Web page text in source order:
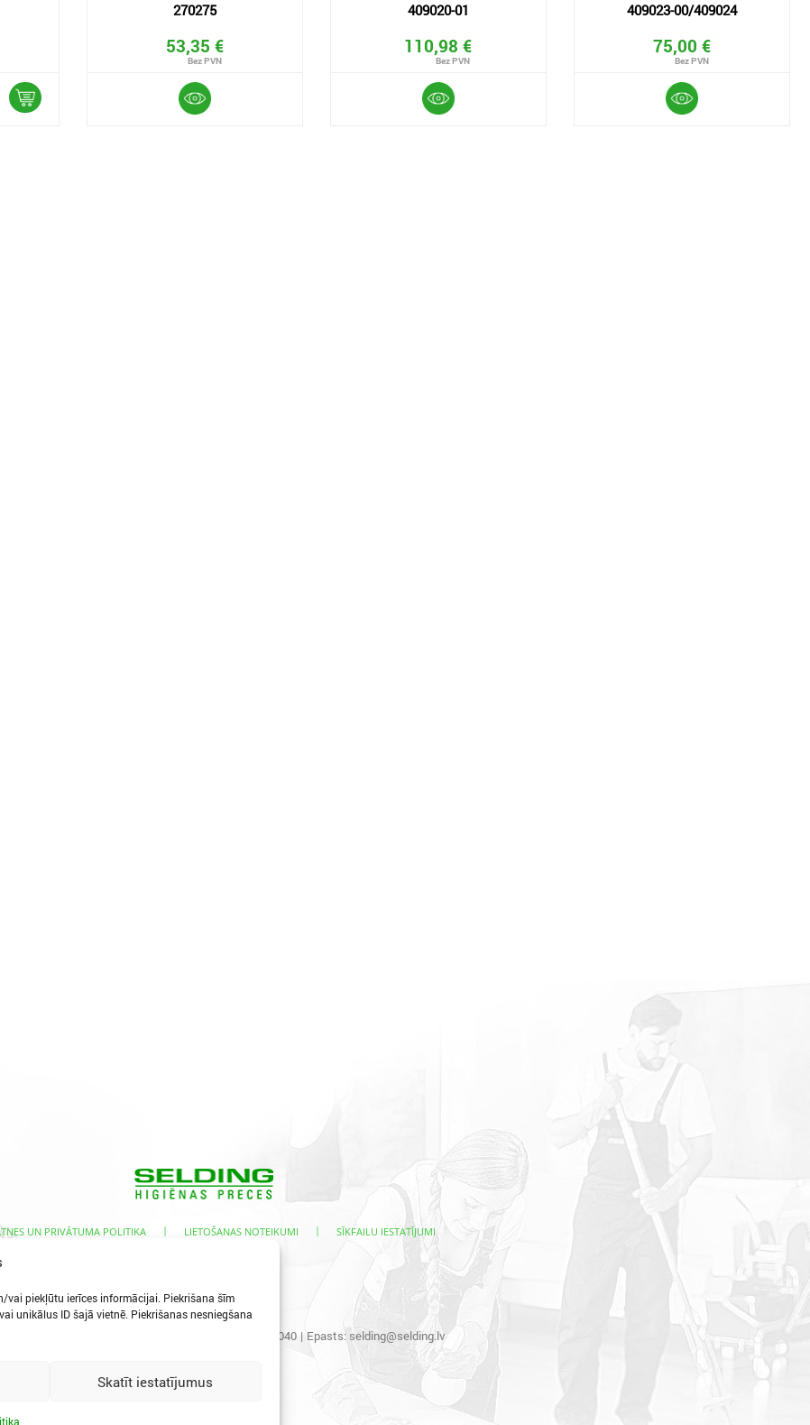
piekļūtu ierīces informācijai. Piekrišana šīm
unikālus ID šajā vietnē. Piekrišanas nesniegšana
Skatīt iestatījumus
270275
53,35 €
409020-01
110,98 €
409023-00/409024
75,00 €
UN PRIVĀTUMA POLITIKA | LIETOŠANAS NOTEIKUMI | SĪKFAILU IESTATĪJUMI
29400040 | Epasts: selding@selding.lv